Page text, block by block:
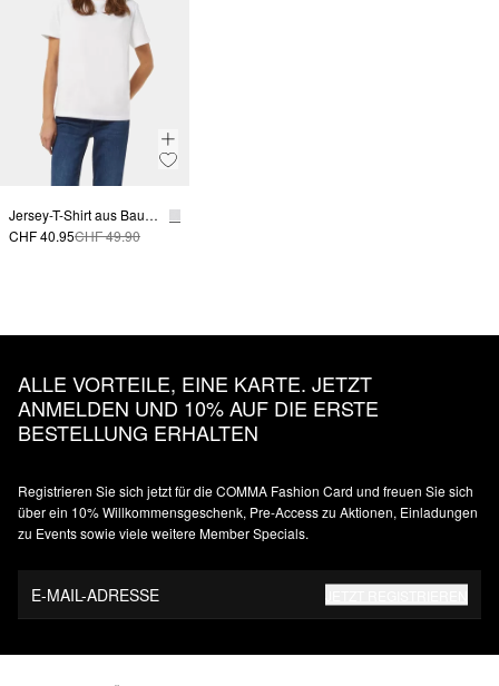
Jersey-T-Shirt aus Baumwolle mit Logo-Frontprint
CHF 40.95CHF 49.90
ALLE VORTEILE, EINE KARTE. JETZT
ANMELDEN UND 10% AUF DIE ERSTE
BESTELLUNG ERHALTEN
Registrieren Sie sich jetzt für die COMMA Fashion Card und freuen Sie sich
über ein 10% Willkommensgeschenk, Pre-Access zu Aktionen, Einladungen
zu Events sowie viele weitere Member Specials.
E-MAIL-ADRESSE